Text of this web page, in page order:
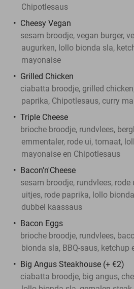
Chipotlesaus
Cheesy Vegan
sesam broodje, vegan burger,
augurken, lollo bionda sla,
mayonaise
Grilled Chicken
ciabatta broodje, grilled
paprika, Chipotlesaus, curry
Triple Cheese
brioche broodje, rundvlees,
emmentaler, rode ui, tomaat,
mayonaise en Chipotlesaus
Bacon'n'Cheese
sesam broodje, rundvlees, rode
uitjes, rode paprika, lollo
dubbel kaassaus
Bacon Eggs
brioche broodje, rundvlees,
bionda sla, BBQ-saus, ketchup
Big Angus Steakhouse (+ €2)
ciabatta broodje, big angus,